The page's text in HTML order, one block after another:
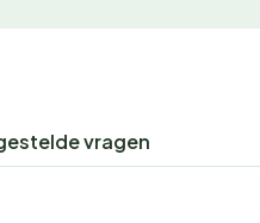
vragen